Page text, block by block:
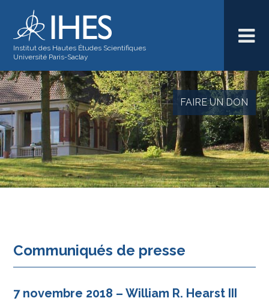
Institut des Hautes Études Scientifiques
Université Paris-Saclay
FAIRE UN DON
Communiqués de presse
7 novembre 2018 – William R. Hearst III